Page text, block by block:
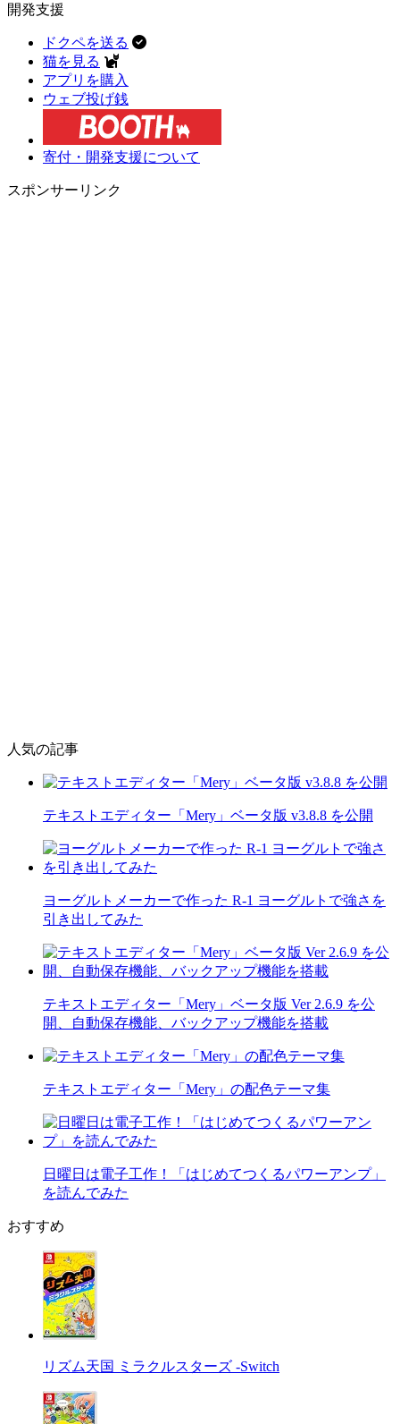
開発支援
ドクペを送る
猫を見る
アプリを購入
ウェブ投げ銭
寄付・開発支援について
スポンサーリンク
人気の記事
テキストエディター「Mery」ベータ版 v3.8.8 を公開
ヨーグルトメーカーで作った R-1 ヨーグルトで強さを
引き出してみた
テキストエディター「Mery」ベータ版 Ver 2.6.9 を公
開、自動保存機能、バックアップ機能を搭載
テキストエディター「Mery」の配色テーマ集
日曜日は電子工作！「はじめてつくるパワーアンプ」
を読んでみた
おすすめ
リズム天国 ミラクルスターズ -Switch